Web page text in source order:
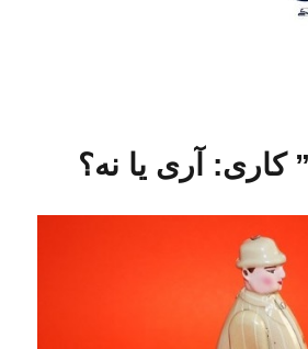
کاری: آری یا نه؟